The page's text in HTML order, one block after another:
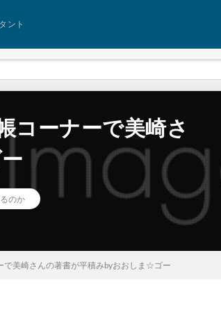
ント
コーナーで美崎さ
のか
で美崎さんの著書が平積みbyおおしま☆ゴー